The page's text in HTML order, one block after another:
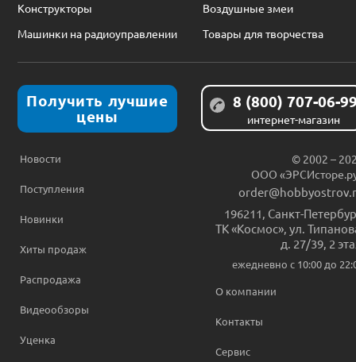
Конструкторы
Воздушные змеи
Машинки на радиоуправлении
Товары для творчества
Получить лучшие
цены
8 (800) 707-06-
интернет-магазин
Новости
Поступления
Новинки
Хиты продаж
Распродажа
Видеообзоры
Уценка
© 2002 –
ООО
196211, Санкт-
ТК «Космос», ул.
д. 27/39, 2
ежедневно c 10:00 до
О компании
Контакты
Сервис